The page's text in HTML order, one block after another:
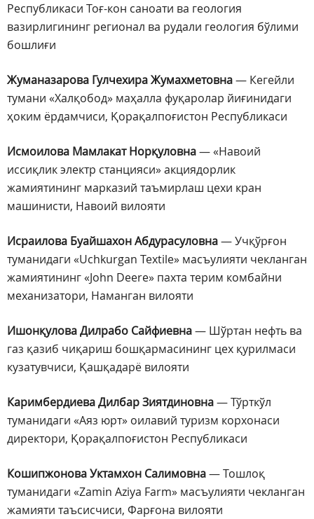
Республикаси Тоғ-кон саноати ва геология
вазирлигининг регионал ва рудали геология бўлими
бошлиғи
Жуманазарова Гулчехира Жумахметовна— Кегейли
тумани «Халқобод» маҳалла фуқаролар йиғинидаги
ҳоким ёрдамчиси, Қорақалпоғистон Республикаси
Исмоилова Мамлакат Норқуловна— «Навоий
иссиқлик электр станцияси» акциядорлик
жамиятининг марказий таъмирлаш цехи кран
машинисти, Навоий вилояти
Исраилова Буайшахон Абдурасуловна— Учқўрғон
туманидаги «Uchkurgan Textile» масъулияти чекланган
жамиятининг «John Deere» пахта терим комбайни
механизатори, Наманган вилояти
Ишонқулова Дилрабо Сайфиевна— Шўртан нефть ва
газ қазиб чиқариш бошқармасининг цех қурилмаси
кузатувчиси, Қашқадарё вилояти
Каримбердиева Дилбар Зиятдиновна— Тўрткўл
туманидаги «Аяз юрт» оилавий туризм корхонаси
директори, Қорақалпоғистон Республикаси
Кошипжонова Уктамхон Салимовна— Тошлоқ
туманидаги «Zamin Aziya Farm» масъулияти чекланган
жамияти таъсисчиси, Фарғона вилояти